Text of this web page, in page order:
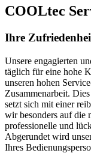
COOLtec
Ihre
Unsere engagierten
täglich für eine hohe
unseren hohen
Zusammenarbeit.
setzt sich mit einer
wir besonders auf die
professionelle und
Abgerundet wird
Ihres